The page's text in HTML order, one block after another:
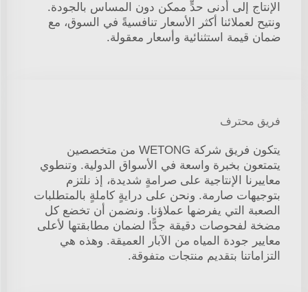
الإنتاج إلى أدنى حدٍّ ممكن دون المساس بالجودة.
ونتيح لعملائنا أكثر الأسعار تنافسيةً في السوق، مع
ضمان قيمة استثنائية وأسعار معقولة.
فريق محترف
يتكون فريق شركة WETONG من متخصصين
يتمتعون بخبرة واسعة في الأسواق الدولية. وتنطوي
معاييرنا الإنتاجية على صرامةٍ شديدة، إذ نلتزم
بتوجيهات صارمة. ونحن على درايةٍ كاملةٍ بالمتطلبات
الصعبة التي يفرضها عملاؤنا. ونضمن أن تخضع كل
مضخة لفحوصات دقيقة جدًّا لضمان مطابقتها لأعلى
معايير جودة المياه من الآبار العميقة. وهذه هي
التزاماتنا بتقديم منتجات متفوقة.